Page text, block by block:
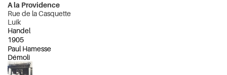
A la Providence
Rue de la Casquette
Luik
Handel
1905
Paul Hamesse
Démoli